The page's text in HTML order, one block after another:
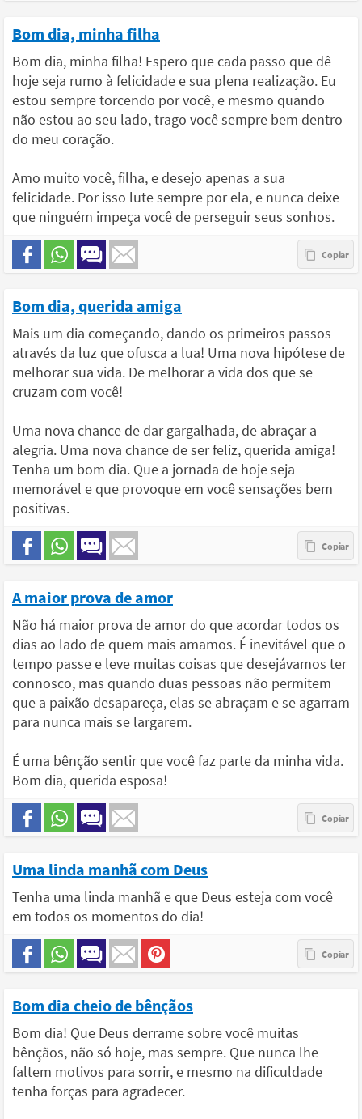
Bom dia, minha filha
Bom dia, minha filha! Espero que cada passo que dê
hoje seja rumo à felicidade e sua plena realização. Eu
estou sempre torcendo por você, e mesmo quando
não estou ao seu lado, trago você sempre bem dentro
do meu coração.
Amo muito você, filha, e desejo apenas a sua
felicidade. Por isso lute sempre por ela, e nunca deixe
que ninguém impeça você de perseguir seus sonhos.
Bom dia, querida amiga
Mais um dia começando, dando os primeiros passos
através da luz que ofusca a lua! Uma nova hipótese de
melhorar sua vida. De melhorar a vida dos que se
cruzam com você!
Uma nova chance de dar gargalhada, de abraçar a
alegria. Uma nova chance de ser feliz, querida amiga!
Tenha um bom dia. Que a jornada de hoje seja
memorável e que provoque em você sensações bem
positivas.
A maior prova de amor
Não há maior prova de amor do que acordar todos os
dias ao lado de quem mais amamos. É inevitável que o
tempo passe e leve muitas coisas que desejávamos ter
connosco, mas quando duas pessoas não permitem
que a paixão desapareça, elas se abraçam e se agarram
para nunca mais se largarem.
É uma bênção sentir que você faz parte da minha vida.
Bom dia, querida esposa!
Uma linda manhã com Deus
Tenha uma linda manhã e que Deus esteja com você
em todos os momentos do dia!
Bom dia cheio de bênçãos
Bom dia! Que Deus derrame sobre você muitas
bênçãos, não só hoje, mas sempre. Que nunca lhe
faltem motivos para sorrir, e mesmo na dificuldade
tenha forças para agradecer.